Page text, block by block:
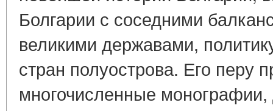
Болгарии с соседними
великими державами,
стран полуострова. Его перу
многочисленные монографии,